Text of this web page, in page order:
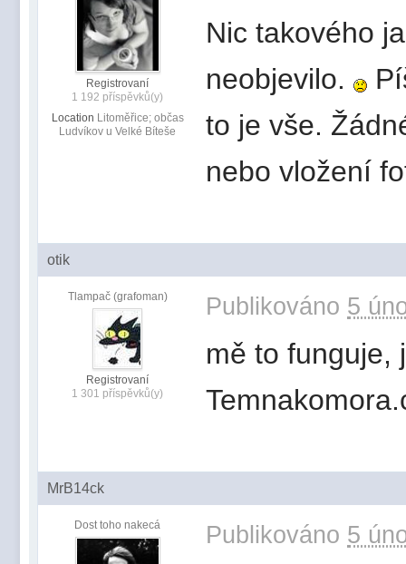
Registrovaní
1 192 příspěvků(y)
Location Litoměřice; občas
Ludvíkov u Velké Bíteše
Nic takového
neobjevilo.
to je vše.
nebo vložení
otik
Tlampač (grafoman)
Registrovaní
1 301 příspěvků(y)
Publikováno 5
mě to funguje,
MrB14ck
Dost toho nakecá Publikováno 5